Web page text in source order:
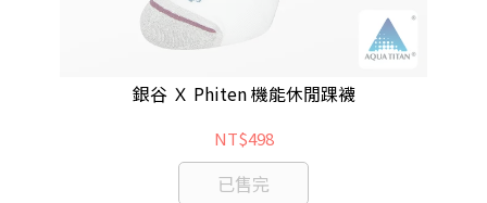
銀谷 Ｘ Phiten 機能休閒踝襪
NT$498
已售完